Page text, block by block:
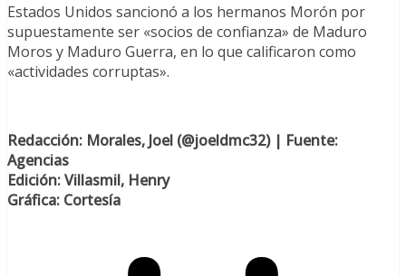
Estados Unidos sancionó a los hermanos Morón por
supuestamente ser «socios de confianza» de Maduro
Moros y Maduro Guerra, en lo que calificaron como
«actividades corruptas».
Redacción: Morales, Joel (@joeldmc32) | Fuente:
Agencias
Edición: Villasmil, Henry
Gráfica: Cortesía